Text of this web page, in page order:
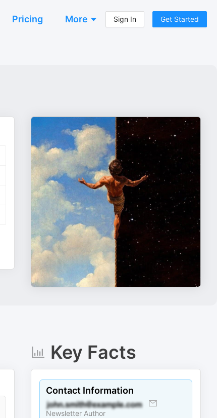
Pricing More Sign In Get Started
Key Facts
Contact Information
Newsletter Author